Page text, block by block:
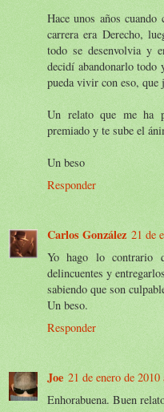
Hace unos años
carrera era Derecho,
todo se desenvolvia y
decidí abandonarlo todo
pueda vivir con eso, que
Un relato que me ha
premiado y te sube el
Un beso
Responder
Carlos González 21 de
Yo hago lo contrario
delincuentes y
sabiendo que son
Un beso.
Responder
Joe 21 de enero de
Enhorabuena. Buen